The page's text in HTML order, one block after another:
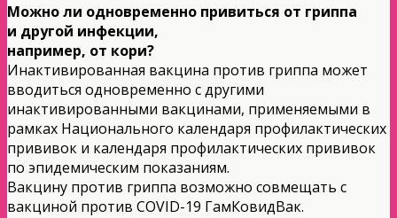
Можно ли одновременно привиться от гриппа
и другой инфекции,
например, от кори?
Инактивированная вакцина против гриппа может
вводиться одновременно с другими
инактивированными вакцинами, применяемыми в
рамках Национального календаря профилактических
прививок и календаря профилактических прививок
по эпидемическим показаниям.
Вакцину против гриппа возможно совмещать с
вакциной против COVID-19 ГамКовидВак.